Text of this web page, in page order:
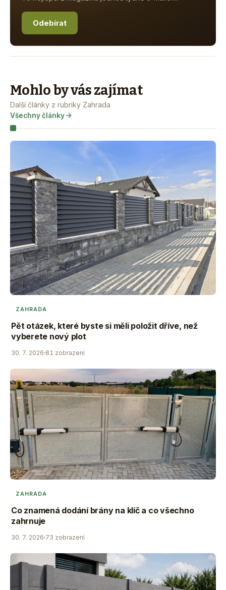
Odebírat
Mohlo by vás zajímat
Další články z rubriky Zahrada
Všechny články
ZAHRADA
Pět otázek, které byste si měli položit dříve, než
vyberete nový plot
30. 7. 2026 81 zobrazení
ZAHRADA
Co znamená dodání brány na klíč a co všechno
zahrnuje
30. 7. 2026 73 zobrazení